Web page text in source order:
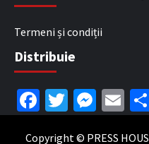
Termeni și condiții
Distribuie
Facebook
Twitter
Copyright © PRESS